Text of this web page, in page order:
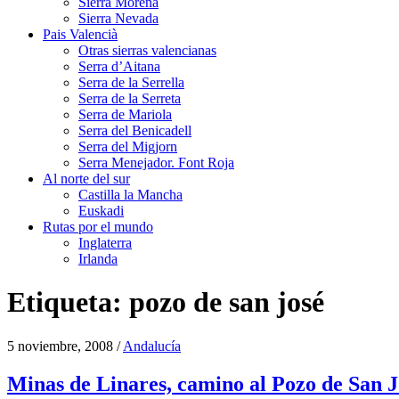
Sierra Nevada
Pais Valencià
Otras sierras valencianas
Serra d’Aitana
Serra de la Serrella
Serra de la Serreta
Serra de Mariola
Serra del Benicadell
Serra del Migjorn
Serra Menejador. Font Roja
Al norte del sur
Castilla la Mancha
Euskadi
Rutas por el mundo
Inglaterra
Irlanda
Etiqueta: pozo de san josé
5 noviembre, 2008 /Andalucía
Minas de Linares, camino al Pozo de San